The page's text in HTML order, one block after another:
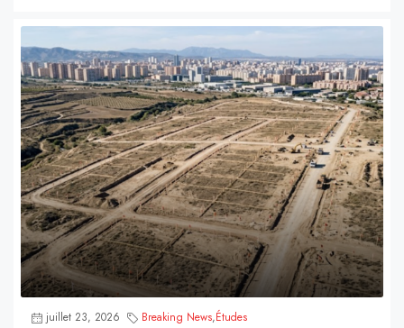
juillet 23, 2026 Breaking News,Études